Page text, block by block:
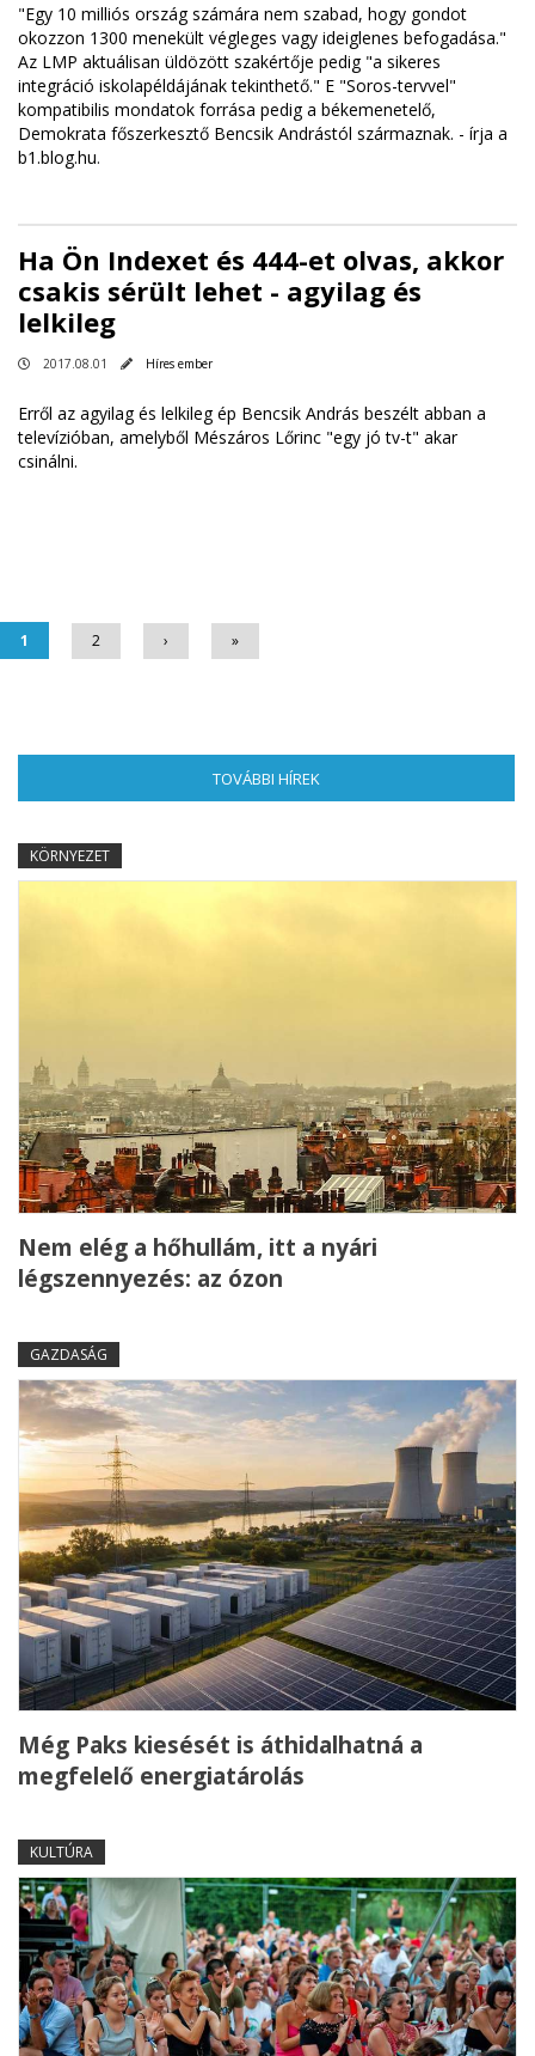
"Egy 10 milliós ország számára nem szabad, hogy gondot
okozzon 1300 menekült végleges vagy ideiglenes befogadása."
Az LMP aktuálisan üldözött szakértője pedig "a sikeres
integráció iskolapéldájának tekinthető." E "Soros-tervvel"
kompatibilis mondatok forrása pedig a békemenetelő,
Demokrata főszerkesztő Bencsik Andrástól származnak. - írja a
b1.blog.hu.
Ha Ön Indexet és 444-et olvas, akkor
csakis sérült lehet - agyilag és
lelkileg
2017.08.01 Híres ember
Erről az agyilag és lelkileg ép Bencsik András beszélt abban a
televízióban, amelyből Mészáros Lőrinc "egy jó tv-t" akar
csinálni.
1 2 › »
TOVÁBBI HÍREK
KÖRNYEZET
Nem elég a hőhullám, itt a nyári
légszennyezés: az ózon
GAZDASÁG
Még Paks kiesését is áthidalhatná a
megfelelő energiatárolás
KULTÚRA